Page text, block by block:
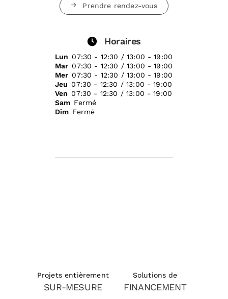
Prendre rendez-vous
Horaires
Lun 07:30 - 12:30 / 13:00 - 19:00
Mar 07:30 - 12:30 / 13:00 - 19:00
Mer 07:30 - 12:30 / 13:00 - 19:00
Jeu 07:30 - 12:30 / 13:00 - 19:00
Ven 07:30 - 12:30 / 13:00 - 19:00
Sam Fermé
Dim Fermé
Projets entièrement
SUR-MESURE
Solutions de
FINANCEMENT